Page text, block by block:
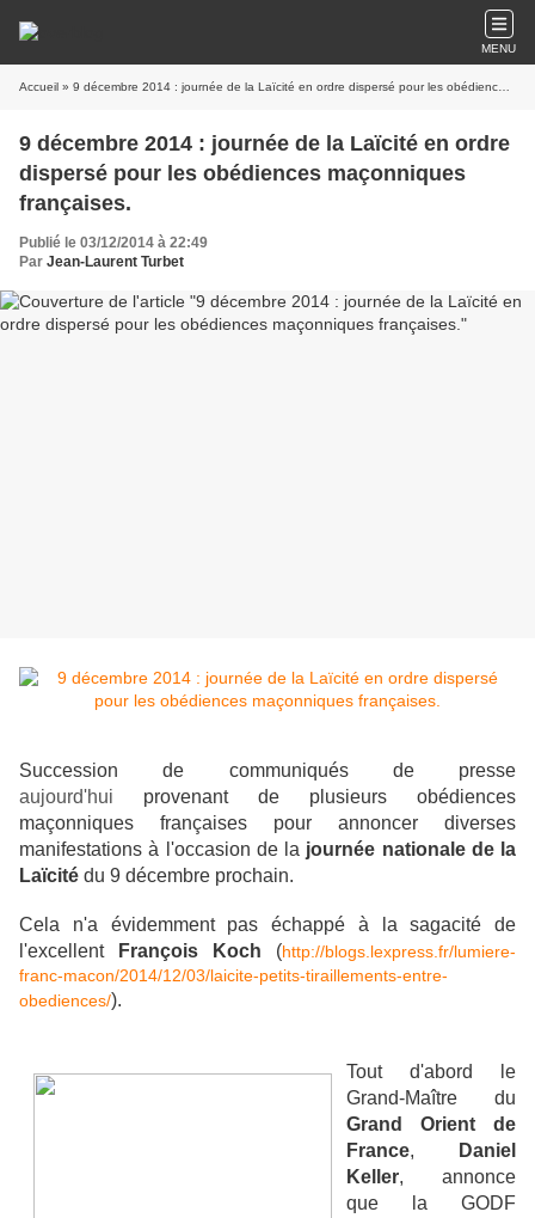
MENU
Accueil » 9 décembre 2014 : journée de la Laïcité en ordre dispersé pour les obédiences maçonniques françaises.
9 décembre 2014 : journée de la Laïcité en ordre
dispersé pour les obédiences maçonniques
françaises.
Publié le 03/12/2014 à 22:49
Par Jean-Laurent Turbet
Succession de communiqués de presse
aujourd'hui provenant de plusieurs obédiences
maçonniques françaises pour annoncer diverses
manifestations à l'occasion de la journée nationale de la
Laïcité du 9 décembre prochain.
Cela n'a évidemment pas échappé à la sagacité de
l'excellent
François Koch (http://blogs.lexpress.fr/lumiere-
franc-macon/2014/12/03/laicite-petits-tiraillements-entre-
obediences/​).
Tout d'abord le
Grand-Maître du
Grand Orient de
France,
Daniel
Keller, annonce
que la GODF